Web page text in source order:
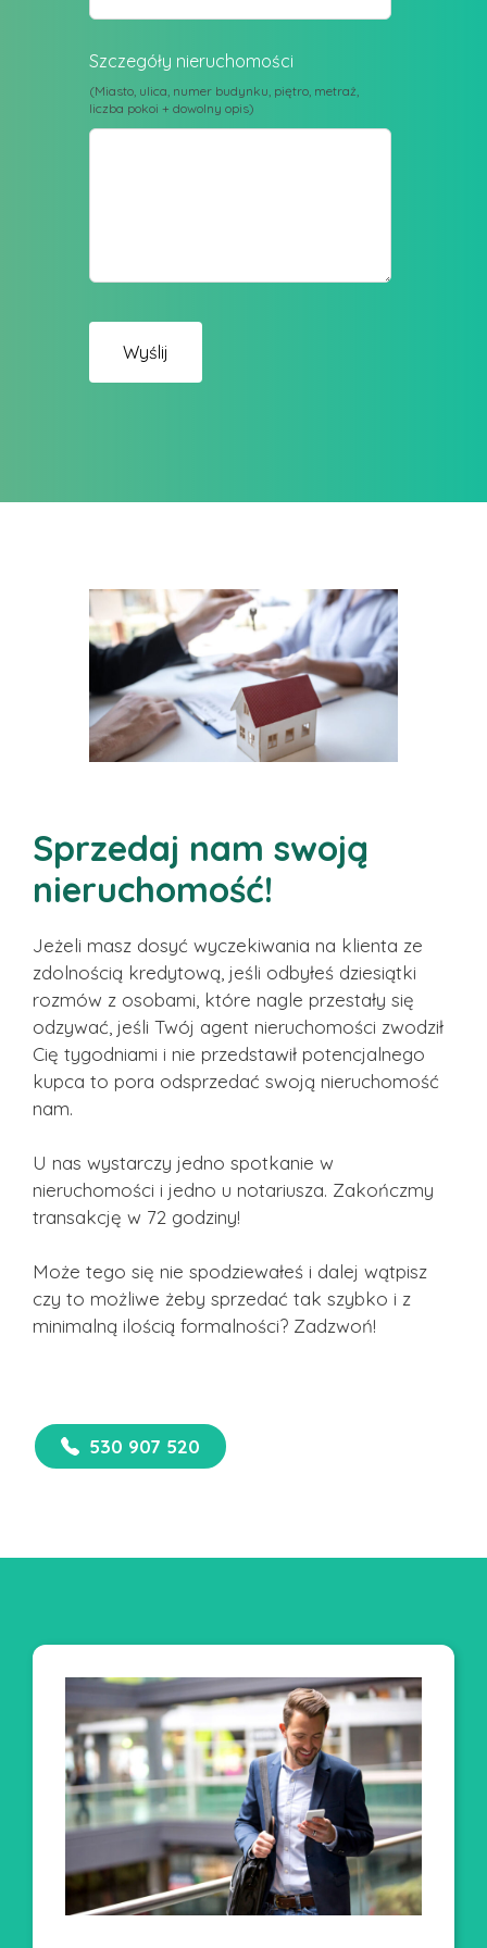
Szczegóły nieruchomości
(Miasto, ulica, numer budynku, piętro, metraż,
liczba pokoi + dowolny opis)
Sprzedaj nam swoją
nieruchomość!
Jeżeli masz dosyć wyczekiwania na klienta ze
zdolnością kredytową, jeśli odbyłeś dziesiątki
rozmów z osobami, które nagle przestały się
odzywać, jeśli Twój agent nieruchomości zwodził
Cię tygodniami i nie przedstawił potencjalnego
kupca to pora odsprzedać swoją nieruchomość
nam.
U nas wystarczy jedno spotkanie w
nieruchomości i jedno u notariusza. Zakończmy
transakcję w 72 godziny!
Może tego się nie spodziewałeś i dalej wątpisz
czy to możliwe żeby sprzedać tak szybko i z
minimalną ilością formalności? Zadzwoń!
530 907 520